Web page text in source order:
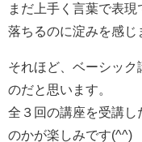
まだ上手く言葉で表
落ちるのに淀みを感じ
それほど、ベーシッ
のだと思います。
全３回の講座を受講し
のかが楽しみです(^^)